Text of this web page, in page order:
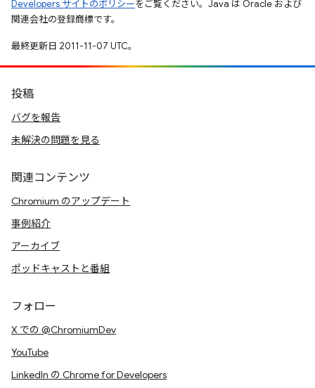
Developers サイトのポリシーをご覧ください。Java は Oracle および
関連会社の登録商標です。
最終更新日 2011-11-07 UTC。
投稿
バグを報告
未解決の問題を見る
関連コンテンツ
Chromium のアップデート
事例紹介
アーカイブ
ポッドキャストと番組
フォロー
X での @ChromiumDev
YouTube
LinkedIn の Chrome for Developers